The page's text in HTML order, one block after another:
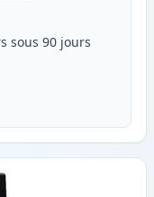
sous 90 jours